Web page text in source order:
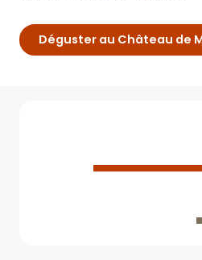
Déguster au Château de